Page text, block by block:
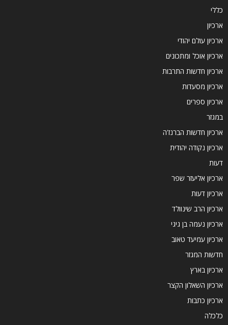
כללי
ארכיון
ארכיון עולם יהודי
ארכיון אוכל ומתכונים
ארכיון חדשות התרבות
ארכיון מסעדות
ארכיון ספרים
במגזר
ארכיון חדשות הברנז'ה
ארכיון נקודה יהודית
דעות
ארכיון אליעזר שפר
ארכיון דעות
ארכיון הרב שינוולד
ארכיון נעמה בן גיגי
ארכיון עמיעד טאוב
חדשות המגזר
ארכיון בארץ
ארכיון השאלון הקצר
ארכיון כתבות
כלכלה